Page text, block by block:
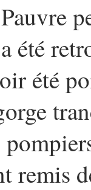
Pauvre
a été
été
remis